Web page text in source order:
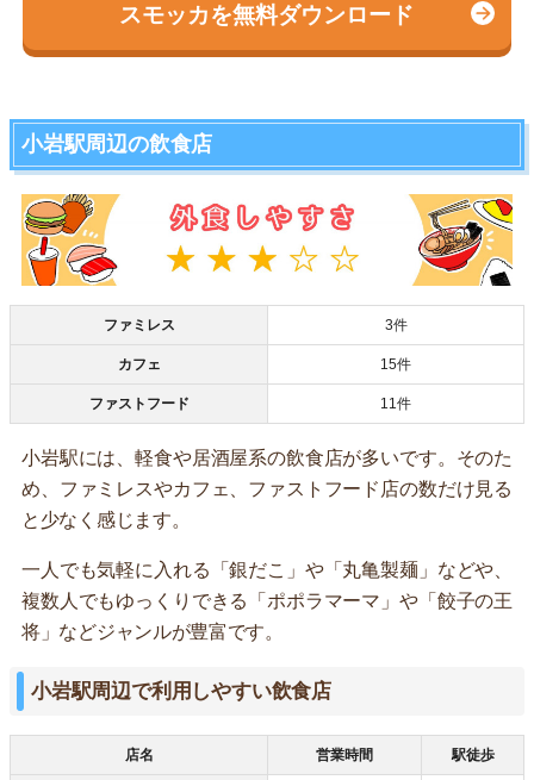
スモッカを無料ダウンロード
小岩駅周辺の飲食店
ファミレス 3件
カフェ 15件
ファストフード 11件
小岩駅には、軽食や居酒屋系の飲食店が多いです。そのた
め、ファミレスやカフェ、ファストフード店の数だけ見る
と少なく感じます。
一人でも気軽に入れる「銀だこ」や「丸亀製麺」などや、
複数人でもゆっくりできる「ポポラマーマ」や「餃子の王
将」などジャンルが豊富です。
小岩駅周辺で利用しやすい飲食店
店名 営業時間 駅徒歩